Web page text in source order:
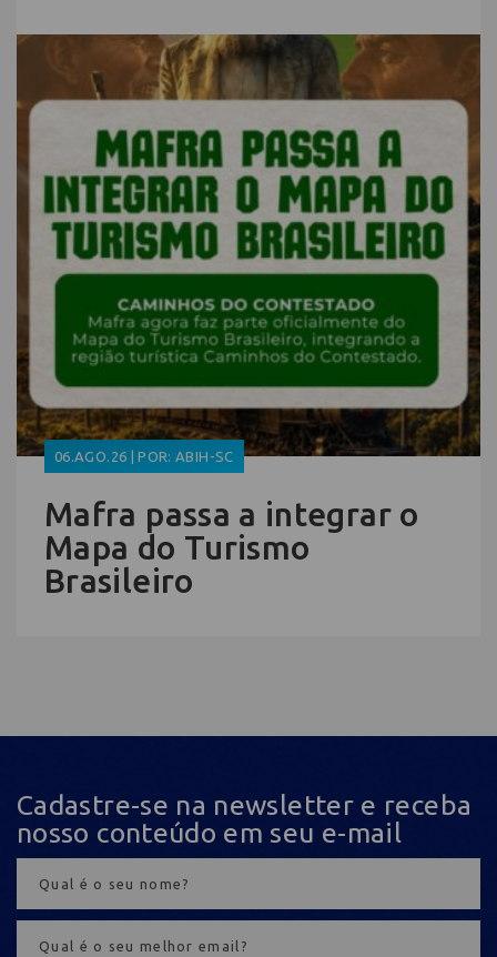
06.AGO.26 | POR: ABIH-SC
Mafra passa a integrar o
Mapa do Turismo
Brasileiro
Cadastre-se na newsletter e receba
nosso conteúdo em seu e-mail